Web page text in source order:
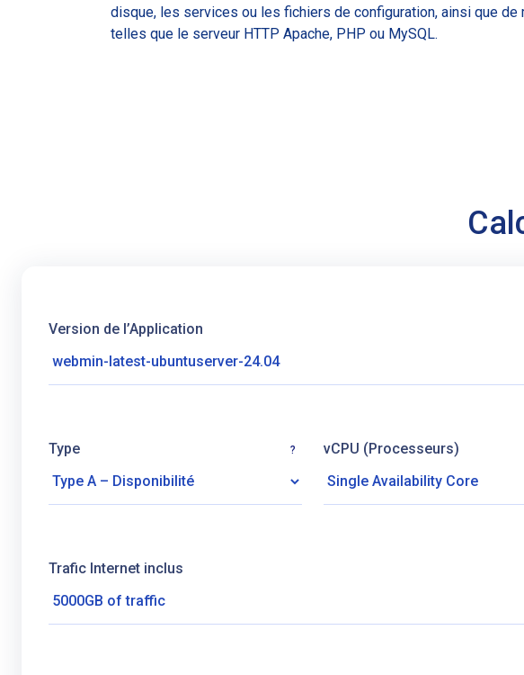
disque, les services ou les fichiers de configuration, ainsi que
telles que le serveur HTTP Apache, PHP ou MySQL.
Version de l’Application
Type ? vCPU (Processeurs)
Trafic Internet inclus